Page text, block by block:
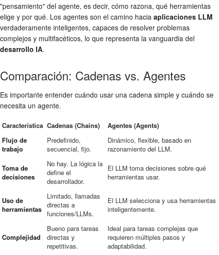
"pensamiento" del agente, es decir, cómo razona, qué herramientas
elige y por qué. Los agentes son el camino hacia aplicaciones LLM
verdaderamente inteligentes, capaces de resolver problemas
complejos y multifacéticos, lo que representa la vanguardia del
desarrollo IA.
Comparación: Cadenas vs. Agentes
Es importante entender cuándo usar una cadena simple y cuándo se
necesita un agente.
Característica Cadenas (Chains)
Agentes (Agents)
Flujo de
trabajo
Predefinido,
secuencial, fijo.
Dinámico, flexible, basado en
razonamiento del LLM.
Toma de
decisiones
No hay. La lógica la
define el
desarrollador.
El LLM toma decisiones sobre qué
herramientas usar.
Uso de
herramientas
Limitado, llamadas
directas a
funciones/LLMs.
El LLM selecciona y usa herramientas
inteligentemente.
Complejidad
Bueno para tareas
directas y
repetitivas.
Ideal para tareas complejas que
requieren múltiples pasos y
adaptabilidad.